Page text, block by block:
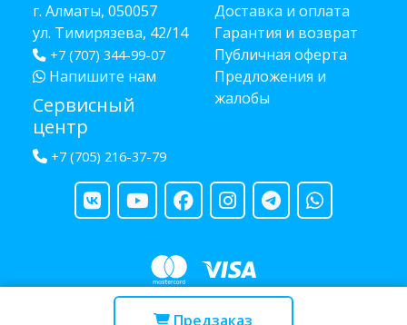
Предзаказ
г. Алматы, 050057
ул. Тимирязева, 42/14
+7 (707) 344-99-07
Напишите нам
Сервисный
центр
+7 (705) 216-37-79
Доставка и оплата
Гарантия и возврат
Публичная оферта
Предложения и
жалобы
Copyright © 2013 - 2026 RUBA - разработано